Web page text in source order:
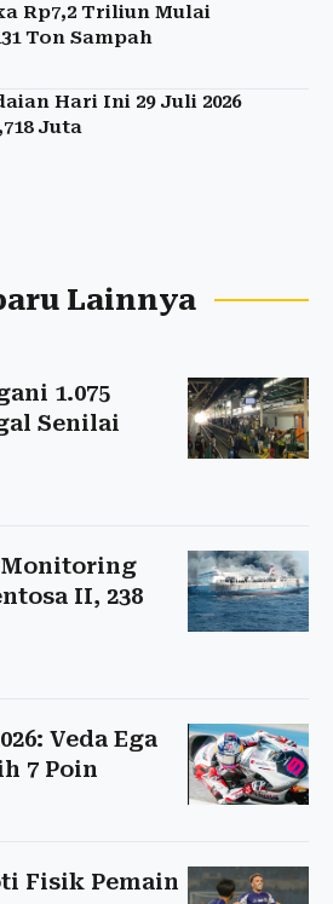
Rp7,2 Triliun Mulai
Ton Sampah
Hari Ini 29 Juli 2026
Juta
Lainnya
1.075
Senilai
Monitoring
II, 238
Veda Ega
7 Poin
Fisik Pemain